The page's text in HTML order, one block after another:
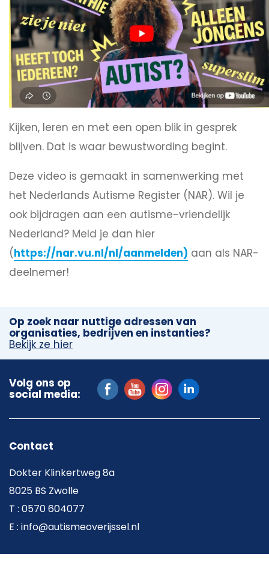
Kijken, leren en met een open blik in gesprek
blijven. Dat is waar bewustwording begint.
Deze video is gemaakt in samenwerking met
het Nederlands Autisme Register (NAR). Wil je
ook bijdragen aan een autisme-vriendelijk
Nederland? Meld je dan hier
(https://nar.vu.nl/nl/aanmelden) aan als NAR-
deelnemer!
Op zoek naar nuttige adressen van
organisaties, bedrijven en instanties?
Bekijk ze hier
Volg ons op
social media:
Contact
Dokter Klinkertweg 8a
8025 BS Zwolle
T : 0570 604077
E : info@autismeoverijssel.nl